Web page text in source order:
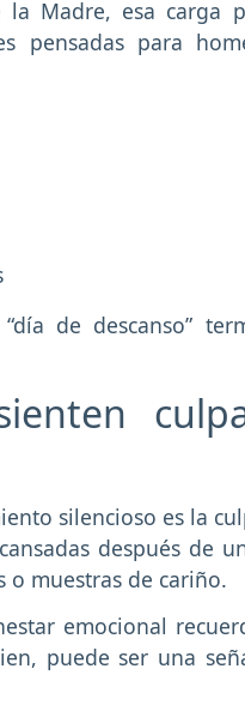
Madre, esa carga
pensadas para
de descanso”
silencioso es la
después de
o muestras de cariño.
emocional
puede ser una